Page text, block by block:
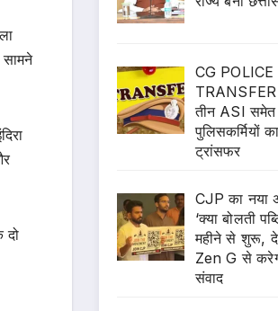
दो
CG POLICE
तीन ASI
पुलिसकर्मियों
ट्रांसफर
CJP का नया
‘क्या बोलती
महीने से शुरू,
Zen G से
संवाद